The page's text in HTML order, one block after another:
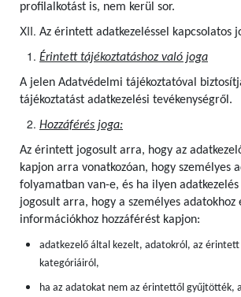
profilalkotást is, nem kerül sor.
Az érintett adatkezeléssel kapcsolatos
Érintett tájékoztatáshoz való joga
A jelen Adatvédelmi tájékoztatóval
tájékoztatást adatkezelési tevékenységről.
Hozzáférés joga:
Az érintett jogosult arra, hogy az
kapjon arra vonatkozóan, hogy személyes
folyamatban van-e, és ha ilyen
jogosult arra, hogy a személyes adatokhoz
információkhoz hozzáférést kapjon:
adatkezelő által kezelt, adatokról, az érintett
kategóriáiról,
ha az adatokat nem az érintettől gyűjtötték,